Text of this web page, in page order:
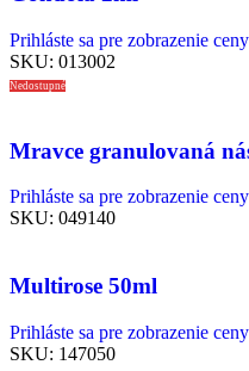
Prihláste sa pre zobrazenie ceny
SKU: 013002
Nedostupné
Mravce granulovaná
Prihláste sa pre zobrazenie ceny
SKU: 049140
Multirose 50ml
Prihláste sa pre zobrazenie ceny
SKU: 147050